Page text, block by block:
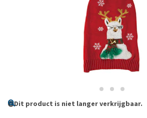
Dit product is niet langer verkrijgbaar.